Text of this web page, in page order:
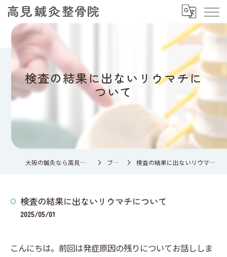
検査の結果に出ないリウマチに
ついて
大阪の鍼灸なら高見鍼灸整骨院 ブログ 検査の結果に出ないリウマチについて
検査の結果に出ないリウマチについて
2025/05/01
こんにちは。前回は発症原因の残りについてお話ししま